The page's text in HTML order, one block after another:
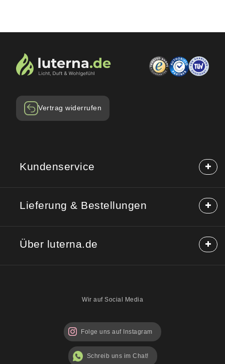
Vertrag widerrufen
Kundenservice
Hilfe & Kontakt
Rücksendung
Lieferung & Bestellungen
Rabattcodes
Über luterna.de
Wir auf Social Media
Folge uns auf Instagram
Schreib uns im Chat!